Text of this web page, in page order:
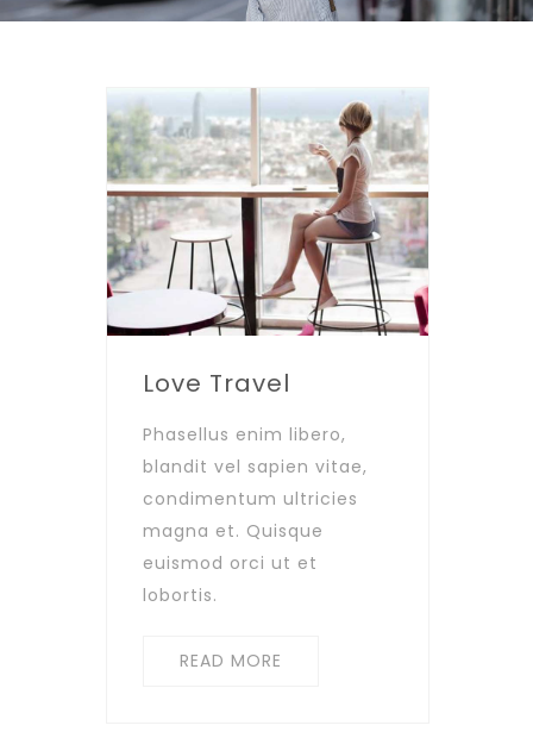
Love Travel
Phasellus enim libero,
blandit vel sapien vitae,
condimentum ultricies
magna et. Quisque
euismod orci ut et
lobortis.
READ MORE